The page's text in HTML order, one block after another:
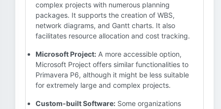
complex projects with numerous planning
packages. It supports the creation of WBS,
network diagrams, and Gantt charts. It also
facilitates resource allocation and cost tracking.
Microsoft Project: A more accessible option,
Microsoft Project offers similar functionalities to
Primavera P6, although it might be less suitable
for extremely large and complex projects.
Custom-built Software: Some organizations